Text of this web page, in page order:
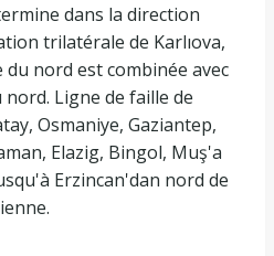
dans la direction
trilatérale de Karlıova,
nord est combinée avec
Ligne de faille de
Osmaniye, Gaziantep,
Elazig, Bingol, Muş'a
Erzincan'dan nord de